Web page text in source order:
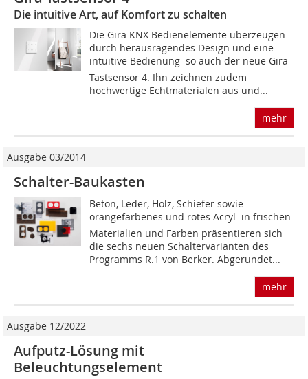
Die intuitive Art, auf Komfort zu schalten
Die Gira KNX Bedienelemente überzeugen
durch herausragendes Design und eine
intuitive Bedienung  so auch der neue Gira
Tastsensor 4. Ihn zeichnen zudem
hochwertige Echtmaterialen aus und...
mehr
Ausgabe 03/2014
Schalter-Baukasten
Beton, Leder, Holz, Schiefer sowie
orangefarbenes und rotes Acryl  in frischen
Materialien und Farben präsentieren sich
die sechs neuen Schaltervarianten des
Programms R.1 von Berker. Abgerundet...
mehr
Ausgabe 12/2022
Aufputz-Lösung mit
Beleuchtungselement